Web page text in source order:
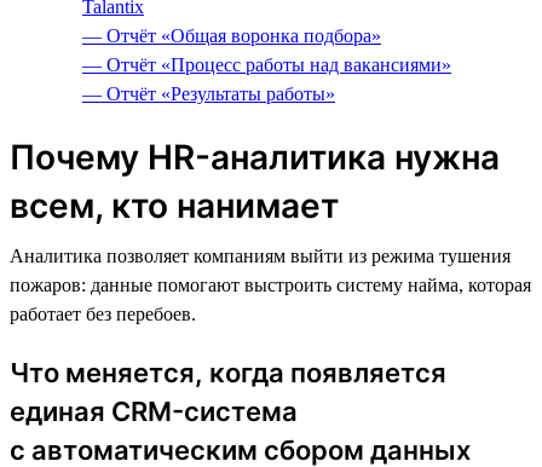
Talantix
— Отчёт «Общая воронка подбора»
— Отчёт «Процесс работы над вакансиями»
— Отчёт «Результаты работы»
Почему HR-аналитика нужна
всем, кто нанимает
Аналитика позволяет компаниям выйти из режима тушения
пожаров: данные помогают выстроить систему найма, которая
работает без перебоев.
Что меняется, когда появляется
единая CRM-система
с автоматическим сбором данных